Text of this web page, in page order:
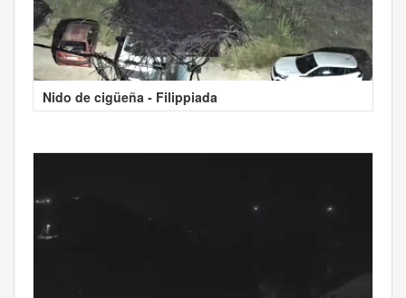
Nido de cigüeña - Filippiada